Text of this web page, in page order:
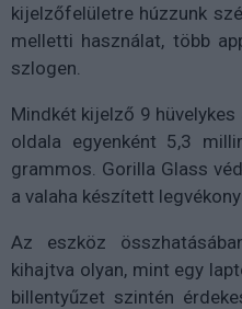
kijelzőfelületre húzzunk
melletti használat, több
szlogen.
Mindkét kijelző 9
oldala egyenként 5,3
grammos. Gorilla Glass
a valaha készített
Az eszköz
kihajtva olyan, mint egy
billentyűzet szintén